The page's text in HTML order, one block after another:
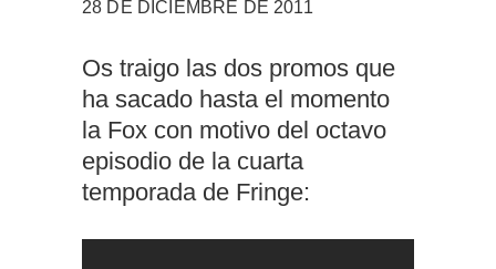
28 DE DICIEMBRE DE 2011
Os traigo las dos promos que
ha sacado hasta el momento
la Fox con motivo del octavo
episodio de la cuarta
temporada de Fringe: